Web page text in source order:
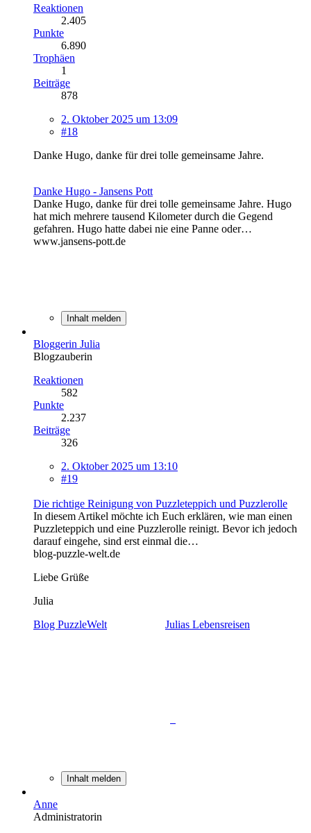
Reaktionen
2.405
Punkte
6.890
Trophäen
1
Beiträge
878
2. Oktober 2025 um 13:09
#18
Danke Hugo, danke für drei tolle gemeinsame Jahre.
Danke Hugo - Jansens Pott
Danke Hugo, danke für drei tolle gemeinsame Jahre. Hugo
hat mich mehrere tausend Kilometer durch die Gegend
gefahren. Hugo hatte dabei nie eine Panne oder…
www.jansens-pott.de
Inhalt melden
Bloggerin Julia
Blogzauberin
Reaktionen
582
Punkte
2.237
Beiträge
326
2. Oktober 2025 um 13:10
#19
Die richtige Reinigung von Puzzleteppich und Puzzlerolle
In diesem Artikel möchte ich Euch erklären, wie man einen
Puzzleteppich und eine Puzzlerolle reinigt. Bevor ich jedoch
darauf eingehe, sind erst einmal die…
blog-puzzle-welt.de
Liebe Grüße
Julia
Blog PuzzleWelt
Julias Lebensreisen
Inhalt melden
Anne
Administratorin